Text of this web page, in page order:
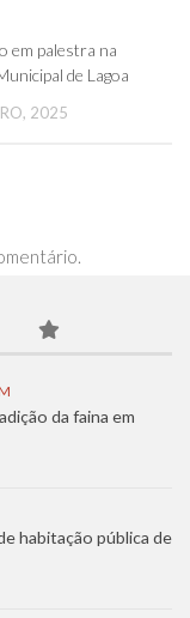
em palestra na
de Lagoa
2025
da faina em
habitação pública de